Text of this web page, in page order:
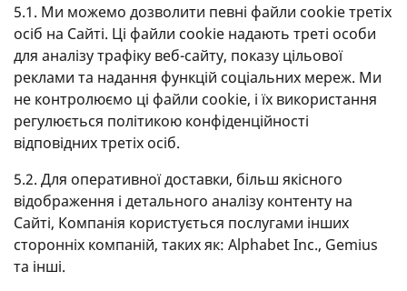
5.1. Ми можемо дозволити певні файли cookie третіх
осіб на Сайті. Ці файли cookie надають треті особи
для аналізу трафіку веб-сайту, показу цільової
реклами та надання функцій соціальних мереж. Ми
не контролюємо ці файли cookie, і їх використання
регулюється політикою конфіденційності
відповідних третіх осіб.
5.2. Для оперативної доставки, більш якісного
відображення і детального аналізу контенту на
Сайті, Компанія користується послугами інших
сторонніх компаній, таких як: Alphabet Inc., Gemius
та інші.